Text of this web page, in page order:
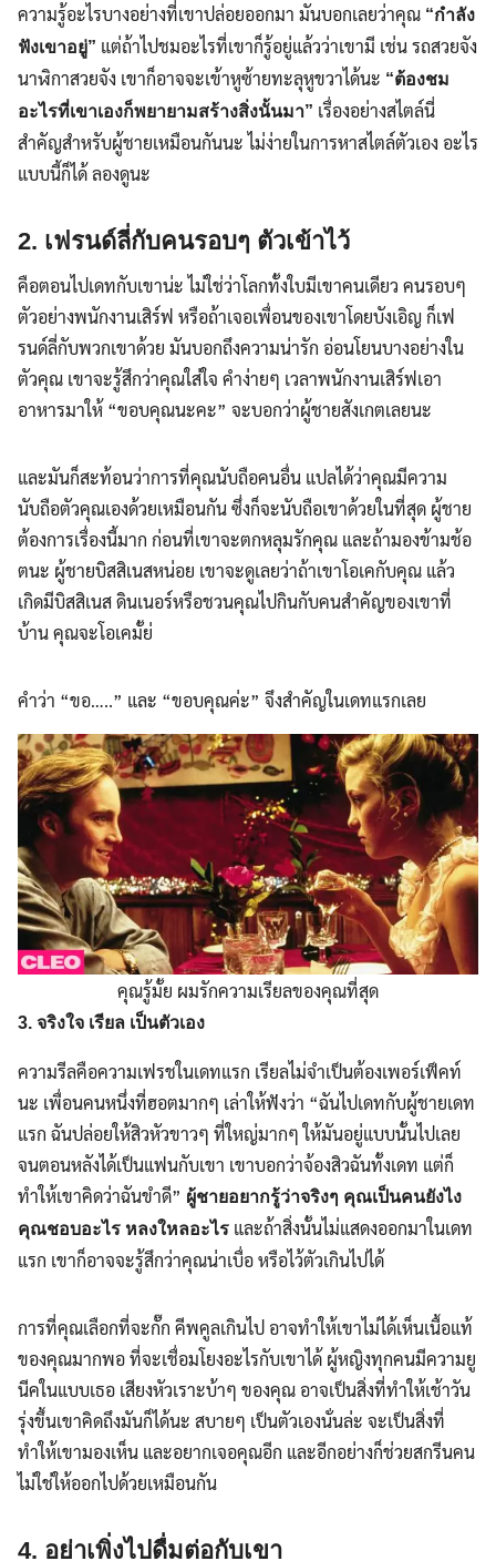
ความรู้อะไรบางอย่างที่เขาปล่อยออกมา มันบอกเลยว่าคุณ “กำลัง
ฟังเขาอยู่” แต่ถ้าไปชมอะไรที่เขาก็รู้อยู่แล้วว่าเขามี เช่น รถสวยจัง
นาฬิกาสวยจัง เขาก็อาจจะเข้าหูซ้ายทะลุหูขวาได้นะ “ต้องชม
อะไรที่เขาเองก็พยายามสร้างสิ่งนั้นมา” เรื่องอย่างสไตล์นี่
สำคัญสำหรับผู้ชายเหมือนกันนะ ไม่ง่ายในการหาสไตล์ตัวเอง อะไร
แบบนี้ก็ได้ ลองดูนะ
2. เฟรนด์ลี่กับคนรอบๆ ตัวเข้าไว้
คือตอนไปเดทกับเขาน่ะ ไม่ใช่ว่าโลกทั้งใบมีเขาคนเดียว คนรอบๆ
ตัวอย่างพนักงานเสิร์ฟ หรือถ้าเจอเพื่อนของเขาโดยบังเอิญ ก็เฟ
รนด์ลี่กับพวกเขาด้วย มันบอกถึงความน่ารัก อ่อนโยนบางอย่างใน
ตัวคุณ เขาจะรู้สึกว่าคุณใส่ใจ คำง่ายๆ เวลาพนักงานเสิร์ฟเอา
อาหารมาให้ “ขอบคุณนะคะ” จะบอกว่าผู้ชายสังเกตเลยนะ
และมันก็สะท้อนว่าการที่คุณนับถือคนอื่น แปลได้ว่าคุณมีความ
นับถือตัวคุณเองด้วยเหมือนกัน ซึ่งก็จะนับถือเขาด้วยในที่สุด ผู้ชาย
ต้องการเรื่องนี้มาก ก่อนที่เขาจะตกหลุมรักคุณ และถ้ามองข้ามช้อ
ตนะ ผู้ชายบิสสิเนสหน่อย เขาจะดูเลยว่าถ้าเขาโอเคกับคุณ แล้ว
เกิดมีบิสสิเนส ดินเนอร์หรือชวนคุณไปกินกับคนสำคัญของเขาที่
บ้าน คุณจะโอเคมั้ย่
คำว่า “ขอ…..” และ “ขอบคุณค่ะ” จึงสำคัญในเดทแรกเลย
คุณรู้มั้ย ผมรักความเรียลของคุณที่สุด
3. จริงใจ เรียล เป็นตัวเอง
ความรีลคือความเฟรชในเดทแรก เรียลไม่จำเป็นต้องเพอร์เฟ็คท์
นะ เพื่อนคนหนึ่งที่ฮอตมากๆ เล่าให้ฟังว่า “ฉันไปเดทกับผู้ชายเดท
แรก ฉันปล่อยให้สิวหัวขาวๆ ที่ใหญ่มากๆ ให้มันอยู่แบบนั้นไปเลย
จนตอนหลังได้เป็นแฟนกับเขา เขาบอกว่าจ้องสิวฉันทั้งเดท แต่ก็
ทำให้เขาคิดว่าฉันขำดี” ผู้ชายอยากรู้ว่าจริงๆ คุณเป็นคนยังไง
คุณชอบอะไร หลงใหลอะไร และถ้าสิ่งนั้นไม่แสดงออกมาในเดท
แรก เขาก็อาจจะรู้สึกว่าคุณน่าเบื่อ หรือไว้ตัวเกินไปได้
การที่คุณเลือกที่จะกั๊ก คีพคูลเกินไป อาจทำให้เขาไม่ได้เห็นเนื้อแท้
ของคุณมากพอ ที่จะเชื่อมโยงอะไรกับเขาได้ ผู้หญิงทุกคนมีความยู
นีคในแบบเธอ เสียงหัวเราะบ้าๆ ของคุณ อาจเป็นสิ่งที่ทำให้เช้าวัน
รุ่งขึ้นเขาคิดถึงมันก็ได้นะ สบายๆ เป็นตัวเองนั่นล่ะ จะเป็นสิ่งที่
ทำให้เขามองเห็น และอยากเจอคุณอีก และอีกอย่างก็ช่วยสกรีนคน
ไม่ใช่ให้ออกไปด้วยเหมือนกัน
4. อย่าเพิ่งไปดื่มต่อกับเขา